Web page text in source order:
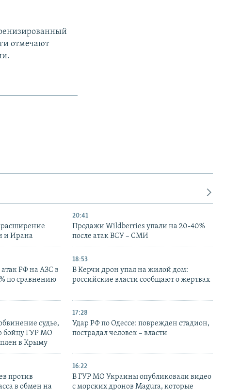
отмечают
и Ирана
20:41
Продажи Wildberries упали на 20-40%
после атак ВСУ – СМИ
РФ на АЗС в
по сравнению
18:53
В Керчи дрон упал на жилой дом:
российские власти сообщают о жертвах
судье,
бойцу ГУР МО
в Крыму
17:28
Удар РФ по Одессе: поврежден стадион,
пострадал человек – власти
против
в обмен на
16:22
В ГУР МО Украины опубликовали видео
с морских дронов Magura, которые